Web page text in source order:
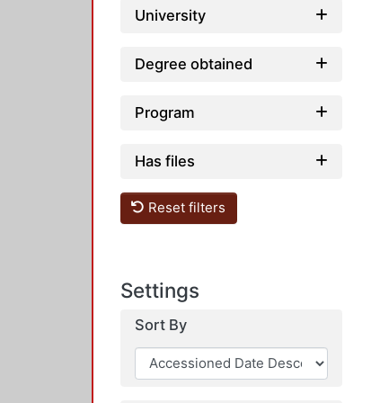
University
Degree obtained
Program
Has files
Reset filters
Settings
Sort By